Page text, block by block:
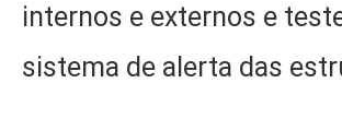
internos e externos e
sistema de alerta das